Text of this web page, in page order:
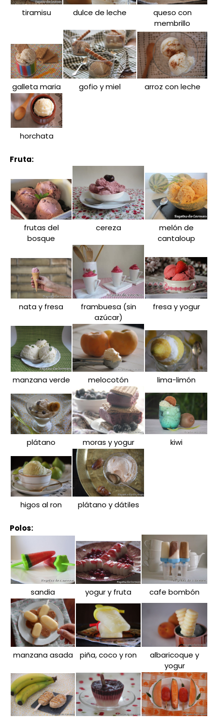
tiramisu dulce de leche
queso con
membrillo
galleta maria gofio y miel arroz con leche
horchata
Fruta:
frutas del
bosque
cereza
melón de
cantaloup
nata y fresa
frambuesa (sin
azúcar)
fresa y yogur
manzana verde melocotón lima-limón
plátano moras y yogur kiwi
higos al ron plátano y dátiles
Polos:
sandia yogur y fruta cafe bombón
manzana asada piña, coco y ron
albaricoque y
yogur